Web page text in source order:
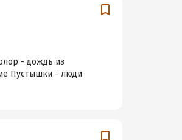
- дождь из
Пустышки - люди